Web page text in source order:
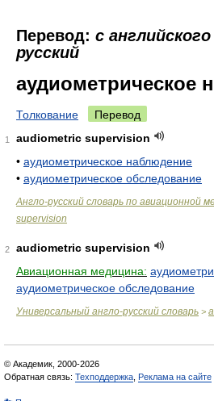
Перевод: с
русский
аудиометрическое
Толкование Перевод
1
audiometric supervision
• аудиометрическое наблюдение
• аудиометрическое обследование
Англо-русский словарь по авиационной
supervision
2
audiometric supervision
Авиационная медицина:
аудиометрическое обследование
Универсальный англо-русский словарь >
© Академик, 2000-2026
Обратная связь: Техподдержка Реклама на сайте